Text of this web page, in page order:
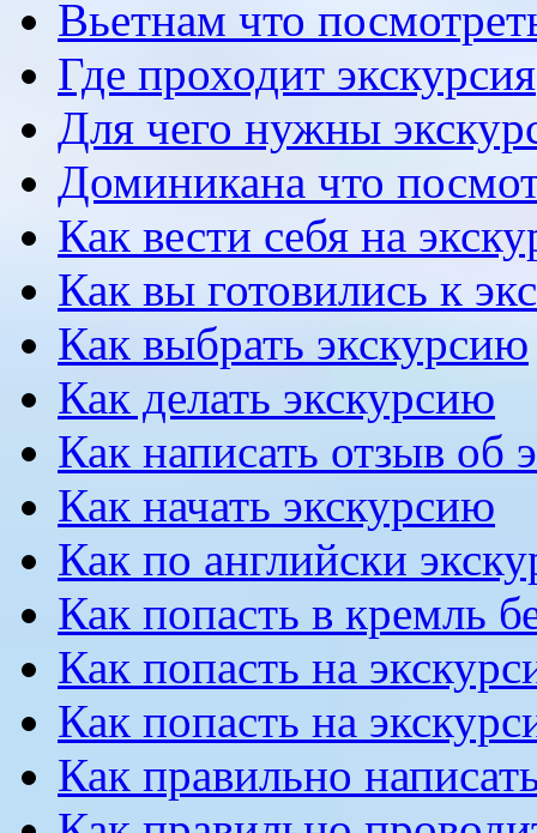
Вьетнам что
Где проходит экскурсия
Для чего нужны
Доминикана что
Как вести себя на
Как вы готовились к
Как выбрать экскурсию
Как делать экскурсию
Как написать отзыв об
Как начать экскурсию
Как по английски
Как попасть в кремль
Как попасть на
Как попасть на
Как правильно